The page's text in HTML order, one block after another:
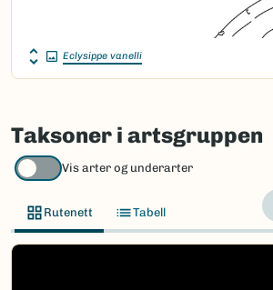
Eclysippe vanelli
Taksoner i artsgruppen
Vis arter og underarter
Rutenett Tabell